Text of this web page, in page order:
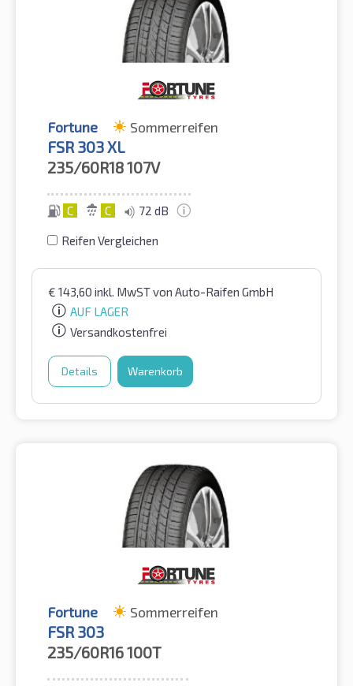
Fortune Sommerreifen
FSR 303 XL
235/60R18107V
C C 72 dB
Reifen Vergleichen
€ 143,60 inkl. MwSTvon Auto-Raifen GmbH
AUF LAGER
Versandkostenfrei
Details Warenkorb
Fortune Sommerreifen
FSR 303
235/60R16100T